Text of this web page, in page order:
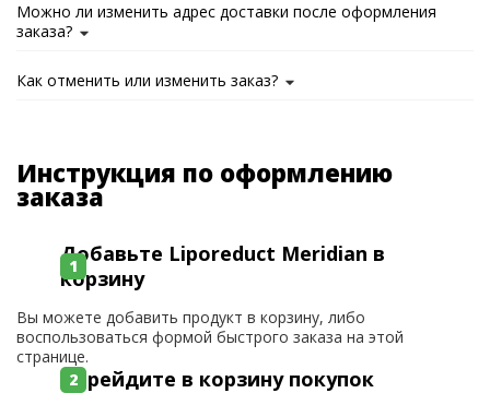
Можно ли изменить адрес доставки после оформления
заказа?
Как отменить или изменить заказ?
Инструкция по оформлению
заказа
Добавьте Liporeduct Meridian в
корзину
Вы можете добавить продукт в корзину, либо
воспользоваться формой быстрого заказа на этой
странице.
Перейдите в корзину покупок